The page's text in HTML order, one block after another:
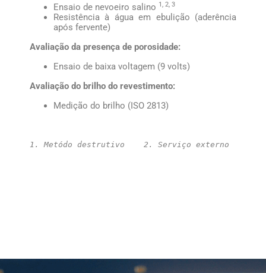
Ensaio de nevoeiro salino 1, 2, 3
Resistência à água em ebulição (aderência
após fervente)
Avaliação da presença de porosidade:
Ensaio de baixa voltagem (9 volts)
Avaliação do brilho do revestimento:
Medição do brilho (ISO 2813)
1. Metódo destrutivo    2. Serviço externo    3.